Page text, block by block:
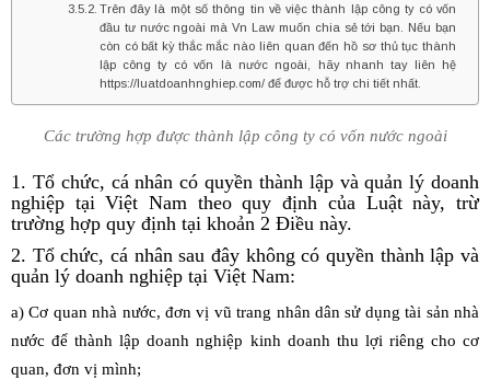
Trên đây là một số thông tin về việc thành lập công ty có vốn
đầu tư nước ngoài mà Vn Law muốn chia sẻ tới bạn. Nếu bạn
còn có bất kỳ thắc mắc nào liên quan đến hồ sơ thủ tục thành
lập công ty có vốn là nước ngoài, hãy nhanh tay liên hệ
https://luatdoanhnghiep.com/ để được hỗ trợ chi tiết nhất.
Các trường hợp được thành lập công ty có vốn nước ngoài
1. Tổ chức, cá nhân có quyền thành lập và quản lý doanh
nghiệp tại Việt Nam theo quy định của Luật này, trừ
trường hợp quy định tại khoản 2 Điều này.
2. Tổ chức, cá nhân sau đây không có quyền thành lập và
quản lý doanh nghiệp tại Việt Nam:
a) Cơ quan nhà nước, đơn vị vũ trang nhân dân sử dụng tài sản nhà
nước để thành lập doanh nghiệp kinh doanh thu lợi riêng cho cơ
quan, đơn vị mình;